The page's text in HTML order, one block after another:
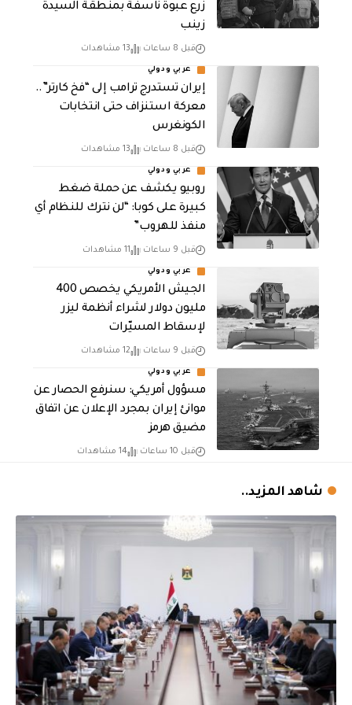
زرع عبوة ناسفة بمنطقة السيدة
زينب
قبل 8 ساعات 13 مشاهدات
عربي ودولي
إيران تستدرج ترامب إلى “فخ كارتر”..
معركة استنزاف حتى انتخابات
الكونغرس
قبل 8 ساعات 13 مشاهدات
عربي ودولي
روبيو يكشف عن حملة ضغط
كبيرة على كوبا: “لن نترك للنظام أي
منفذ للهروب”
قبل 9 ساعات 11 مشاهدات
عربي ودولي
الجيش الأمريكي يخصص 400
مليون دولار لشراء أنظمة ليزر
لإسقاط المسيّرات
قبل 9 ساعات 12 مشاهدات
عربي ودولي
مسؤول أمريكي: سنرفع الحصار عن
موانئ إيران بمجرد الإعلان عن اتفاق
مضيق هرمز
قبل 10 ساعات 14 مشاهدات
شاهد المزيد..